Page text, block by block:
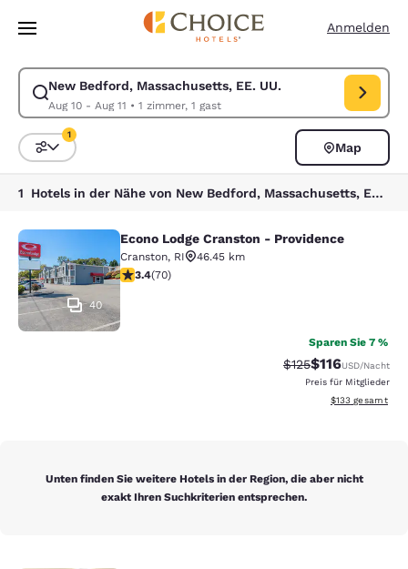
Weiter Zu Hauptinhalt
Anmelden
New Bedford, Massachusetts, EE. UU.
Aug 10 - Aug 11 • 1 zimmer, 1 gast
Suche für New Bedford, Massachusetts, EE. UU. ändern. Check-in-
Sortieren und Filtern,
1
Map
1 Hotels in der Nähe von New Bedford, Massachusetts, EE. UU. entsprechen Ihren Filtern
Econo Lodge Cranston - Providence
40
Econo Lodge Cranston - Providence
Cranston, RI
46.45 km
3.39-Sterne-Bewertung. Gut. 70 Bewertungen
3.4(70)
Sparen Sie 7 %
Durchgestrichener
$125Vergünstigter
$116USD/Nacht
Preis für Mitglieder
Geschätzte
$133 gesamt
Unten finden Sie weitere Hotels in der Region, die aber nicht
exakt Ihren Suchkriterien entsprechen.